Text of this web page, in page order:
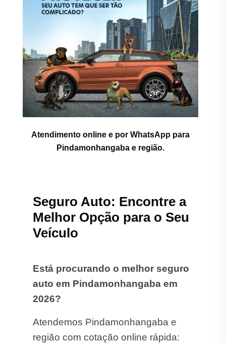
Atendimento online e por WhatsApp para
Pindamonhangaba e região.
Seguro Auto: Encontre a
Melhor Opção para o Seu
Veículo
Está procurando o melhor seguro
auto em Pindamonhangaba em
2026?
Atendemos Pindamonhangaba e
região com cotação online rápida: